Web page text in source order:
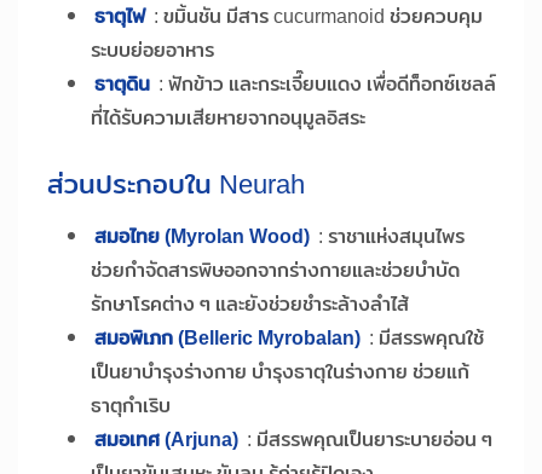
ธาตุไฟ : ขมิ้นชัน มีสาร cucurmanoid ช่วยควบคุม
ระบบย่อยอาหาร
ธาตุดิน : ฟักข้าว และกระเจี๊ยบแดง เพื่อดีท็อกซ์เซลล์
ที่ได้รับความเสียหายจากอนุมูลอิสระ
ส่วนประกอบใน Neurah
สมอไทย (Myrolan Wood) : ราชาแห่งสมุนไพร
ช่วยกำจัดสารพิษออกจากร่างกายและช่วยบำบัด
รักษาโรคต่าง ๆ และยังช่วยชำระล้างลำไส้
สมอพิเภก (Belleric Myrobalan) : มีสรรพคุณใช้
เป็นยาบำรุงร่างกาย บำรุงธาตุในร่างกาย ช่วยแก้
ธาตุกำเริบ
สมอเทศ (Arjuna) : มีสรรพคุณเป็นยาระบายอ่อน ๆ